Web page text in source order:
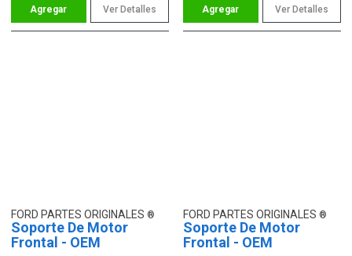
Ver Detalles Ver Detalles
FORD PARTES ORIGINALES
Soporte De Motor
Frontal - OEM
FORD PARTES ORIGINALES
Soporte De Motor
Frontal - OEM